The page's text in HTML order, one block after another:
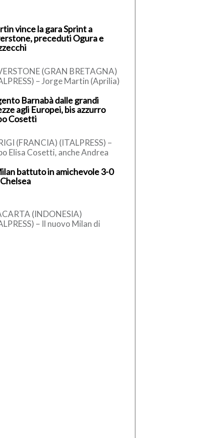
vince la gara Sprint a
preceduti Ogura e
(GRAN BRETAGNA)
– Jorge Martin (Aprilia)
Bretagna, dodicesimo
[…]
Barnabà dalle grandi
agli Europei, bis azzurro
Cosetti
(FRANCIA) (ITALPRESS) –
Elisa Cosetti, anche Andrea
nei tuffi dalle grandi
agli […]
battuto in amichevole 3-0
(INDONESIA)
– Il nuovo Milan di